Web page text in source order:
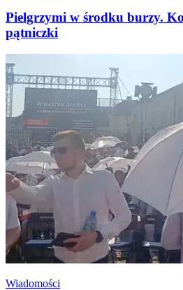
Pielgrzymi w środku burzy.
pątniczki
Wiadomości